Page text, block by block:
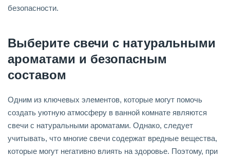
безопасности.
Выберите свечи с натуральными
ароматами и безопасным
составом
Одним из ключевых элементов, которые могут помочь
создать уютную атмосферу в ванной комнате являются
свечи с натуральными ароматами. Однако, следует
учитывать, что многие свечи содержат вредные вещества,
которые могут негативно влиять на здоровье. Поэтому, при